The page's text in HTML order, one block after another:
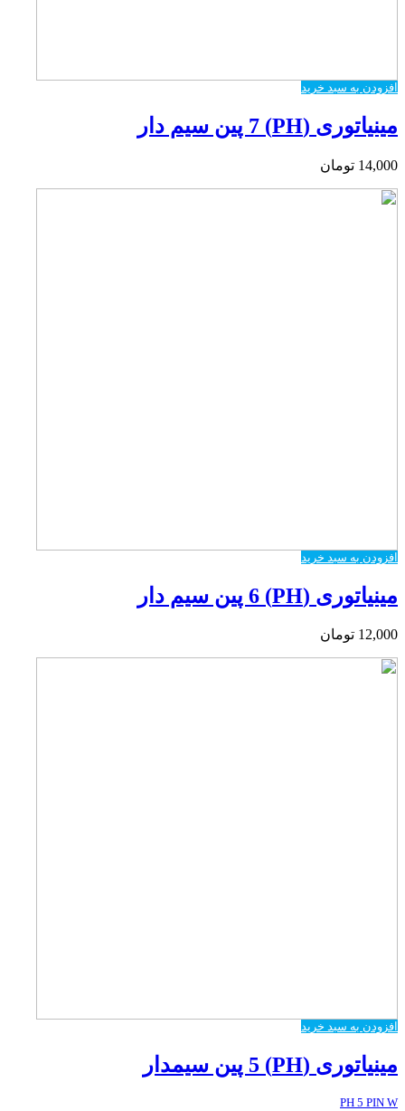
افزودن به سبد خرید
مینیاتوری (PH) 7 پین سیم دار
14,000 تومان
افزودن به سبد خرید
مینیاتوری (PH) 6 پین سیم دار
12,000 تومان
افزودن به سبد خرید
مینیاتوری (PH) 5 پین سیمدار
PH 5 PIN W